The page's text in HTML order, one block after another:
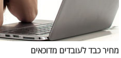
מחיר כבד לעובדים מדוכאים